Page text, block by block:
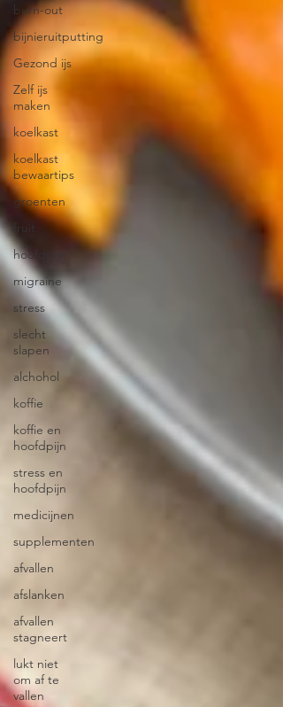
burn-out
bijnieruitputting
Gezond ijs
Zelf ijs
maken
koelkast
koelkast
bewaartips
groenten
fruit
hoofdpijn
migraine
stress
slecht
slapen
alchohol
koffie
koffie en
hoofdpijn
stress en
hoofdpijn
medicijnen
supplementen
afvallen
afslanken
afvallen
stagneert
lukt niet
om af te
vallen